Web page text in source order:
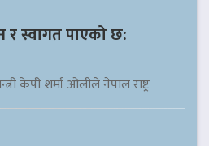
र स्वागत पाएको छ:
केपी शर्मा ओलीले नेपाल राष्ट्र